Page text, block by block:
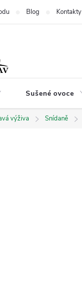
Blog Kontakty
Sušené ovoce
výživa Snídaně